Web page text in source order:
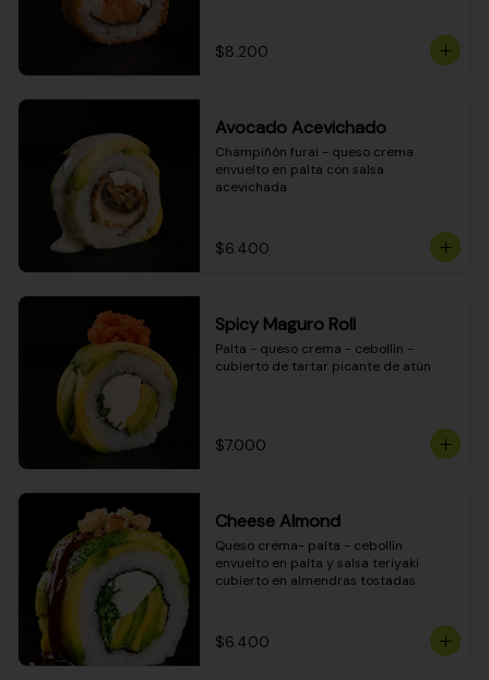
$8.200
Avocado Acevichado
Champiñón furai - queso crema
envuelto en palta con salsa
acevichada
$6.400
Spicy Maguro Roll
Palta - queso crema - cebollín -
cubierto de tartar picante de atún
$7.000
Cheese Almond
Queso crema- palta - cebollín
envuelto en palta y salsa teriyaki
cubierto en almendras tostadas
$6.400